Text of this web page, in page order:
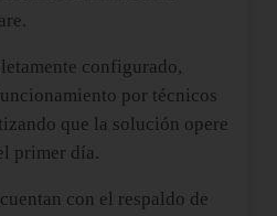
configurado,
por técnicos
que la solución opere
primer día.
con el respaldo de